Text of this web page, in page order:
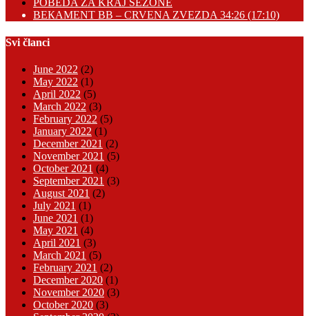
POBEDA ZA KRAJ SEZONE
BEКAMENT BB – CRVENA ZVEZDA 34:26 (17:10)
Svi članci
June 2022 (2)
May 2022 (1)
April 2022 (5)
March 2022 (3)
February 2022 (5)
January 2022 (1)
December 2021 (2)
November 2021 (5)
October 2021 (4)
September 2021 (3)
August 2021 (2)
July 2021 (1)
June 2021 (1)
May 2021 (4)
April 2021 (3)
March 2021 (5)
February 2021 (2)
December 2020 (1)
November 2020 (3)
October 2020 (3)